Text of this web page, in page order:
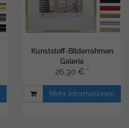
Kunststoff-Bilderrahmen
Galeria
26,30 € *
Mehr Informationen